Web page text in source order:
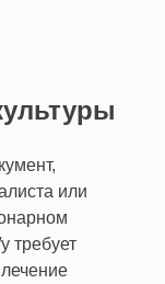
или
требует